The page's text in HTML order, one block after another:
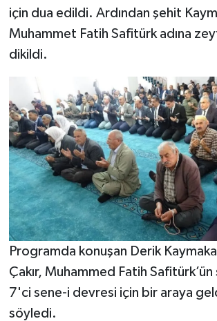
için dua edildi. Ardından şehit
Muhammet Fatih Safitürk adına
dikildi.
Programda konuşan Derik
Çakır, Muhammed Fatih
7'ci sene-i devresi için bir araya
söyledi.